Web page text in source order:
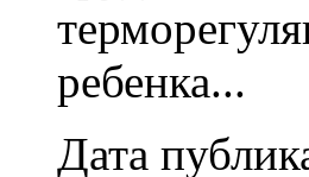
ребенка...
Дата